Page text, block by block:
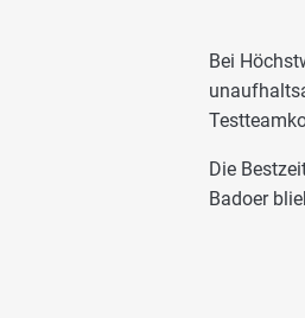
Bei
Die
Badoer